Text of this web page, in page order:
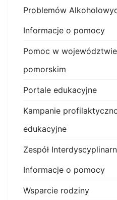
Problemów
Informacje o pomocy
Pomoc w województwie
pomorskim
Portale edukacyjne
Kampanie
edukacyjne
Zespół
Informacje o pomocy
Wsparcie rodziny